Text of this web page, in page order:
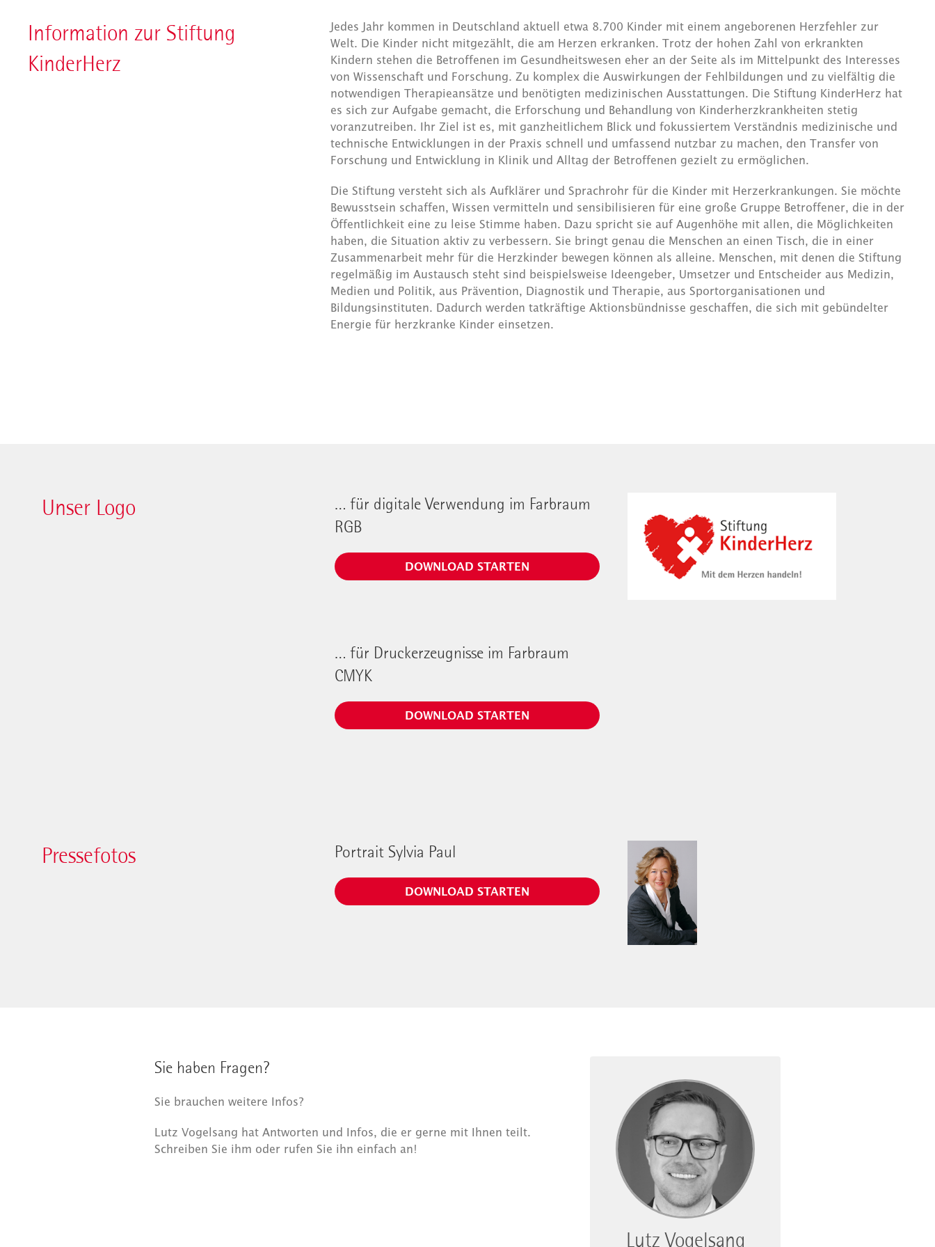
Information zur Stiftung
KinderHerz
Jedes Jahr kommen in Deutschland aktuell etwa 8.700 Kinder mit einem angeborenen Herzfehler zur
Welt. Die Kinder nicht mitgezählt, die am Herzen erkranken. Trotz der hohen Zahl von erkrankten
Kindern stehen die Betroffenen im Gesundheitswesen eher an der Seite als im Mittelpunkt des Interesses
von Wissenschaft und Forschung. Zu komplex die Auswirkungen der Fehlbildungen und zu vielfältig die
notwendigen Therapieansätze und benötigten medizinischen Ausstattungen. Die Stiftung KinderHerz hat
es sich zur Aufgabe gemacht, die Erforschung und Behandlung von Kinderherzkrankheiten stetig
voranzutreiben. Ihr Ziel ist es, mit ganzheitlichem Blick und fokussiertem Verständnis medizinische und
technische Entwicklungen in der Praxis schnell und umfassend nutzbar zu machen, den Transfer von
Forschung und Entwicklung in Klinik und Alltag der Betroffenen gezielt zu ermöglichen.
Die Stiftung versteht sich als Aufklärer und Sprachrohr für die Kinder mit Herzerkrankungen. Sie möchte
Bewusstsein schaffen, Wissen vermitteln und sensibilisieren für eine große Gruppe Betroffener, die in der
Öffentlichkeit eine zu leise Stimme haben. Dazu spricht sie auf Augenhöhe mit allen, die Möglichkeiten
haben, die Situation aktiv zu verbessern. Sie bringt genau die Menschen an einen Tisch, die in einer
Zusammenarbeit mehr für die Herzkinder bewegen können als alleine. Menschen, mit denen die Stiftung
regelmäßig im Austausch steht sind beispielsweise Ideengeber, Umsetzer und Entscheider aus Medizin,
Medien und Politik, aus Prävention, Diagnostik und Therapie, aus Sportorganisationen und
Bildungsinstituten. Dadurch werden tatkräftige Aktionsbündnisse geschaffen, die sich mit gebündelter
Energie für herzkranke Kinder einsetzen.
Unser Logo
… für digitale Verwendung im Farbraum
RGB
DOWNLOAD STARTEN
… für Druckerzeugnisse im Farbraum
CMYK
DOWNLOAD STARTEN
Pressefotos Portrait Sylvia Paul
DOWNLOAD STARTEN
Sie haben Fragen?
Sie brauchen weitere Infos?
Lutz Vogelsang hat Antworten und Infos, die er gerne mit Ihnen teilt.
Schreiben Sie ihm oder rufen Sie ihn einfach an!
Lutz Vogelsang